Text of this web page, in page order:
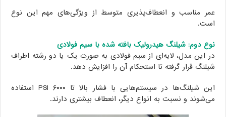
مناسب و انعطاف‌پذیری متوسط از ویژگی‌های مهم این نوع
دوم: شیلنگ هیدرولیک بافته شده با سیم فولادی
این مدل، لایه‌ای از سیم فولادی به صورت یک یا دو رشته اطراف
قرار گرفته تا استحکام آن را افزایش دهد.
این شیلنگ‌ها در سیستم‌هایی با فشار بالا تا ۶۰۰۰ PSI استفاده
و نسبت به انواع دیگر، انعطاف بیشتری دارند.